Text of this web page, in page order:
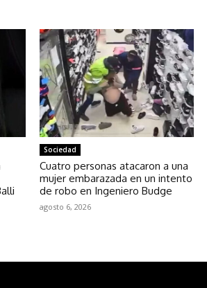
Sociedad
Cuatro personas atacaron a una
mujer embarazada en un intento
de robo en Ingeniero Budge
agosto 6, 2026